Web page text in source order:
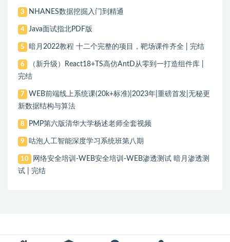
3 NHANES数据挖掘入门到精通
4 Java面试指北PDF版
5 暗月2022教程 十二个完整的项目，靶场课件齐全 | 完结
6
（新升级）React18+TS高仿AntD从零到一打造组件库 |
完结
7
WEB前端线上系统课(20k+标准)|2023年|重磅首发|无秘更
新数据结构与算法
8 PMP第六版清华大学杨述老师全套视频
9 咕泡人工智能深度学习系统班第八期
10
网络安全培训-WEB安全培训-WEB渗透测试 暗月渗透测
试 | 完结